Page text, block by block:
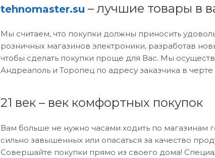
tehnomaster.su – лучшие товары в
Мы считаем, что покупки должны приносить
розничных магазинов электроники, разработав
чтобы сделать покупки проще для Вас. Мы
Андреаполь и Торопец по адресу заказчика в
21 век – век комфортных покупок
Вам больше не нужно часами ходить по магазинам
сильно завышенных или опасаться за качество
Совершайте покупки прямо из своего дома!